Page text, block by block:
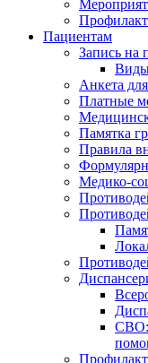
Пациентам
Запись на
Анкета
Платные
Памятка
Правила
Медико-
СВО: